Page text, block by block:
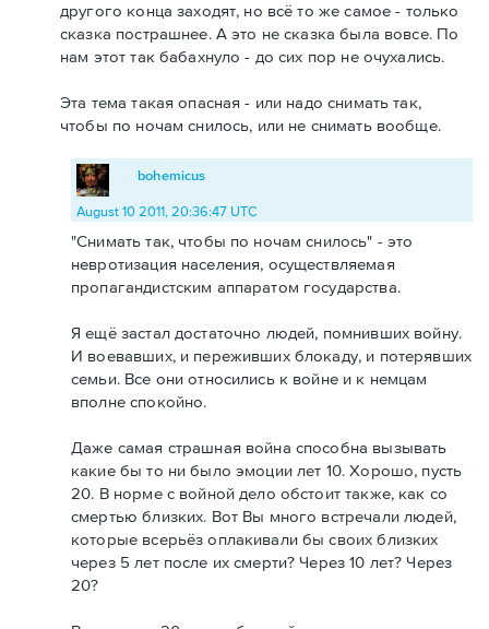
другого конца заходят, но всё то же самое - только
сказка пострашнее. А это не сказка была вовсе. По
нам этот так бабахнуло - до сих пор не очухались.
Эта тема такая опасная - или надо снимать так,
чтобы по ночам снилось, или не снимать вообще.
bohemicus
August 10 2011, 20:36:47 UTC
"Снимать так, чтобы по ночам снилось" - это
невротизация населения, осуществляемая
пропагандистским аппаратом государства.
Я ещё застал достаточно людей, помнивших войну.
И воевавших, и переживших блокаду, и потерявших
семьи. Все они относились к войне и к немцам
вполне спокойно.
Даже самая страшная война способна вызывать
какие бы то ни было эмоции лет 10. Хорошо, пусть
20. В норме с войной дело обстоит также, как со
смертью близких. Вот Вы много встречали людей,
которые всерьёз оплакивали бы своих близких
через 5 лет после их смерти? Через 10 лет? Через
20?